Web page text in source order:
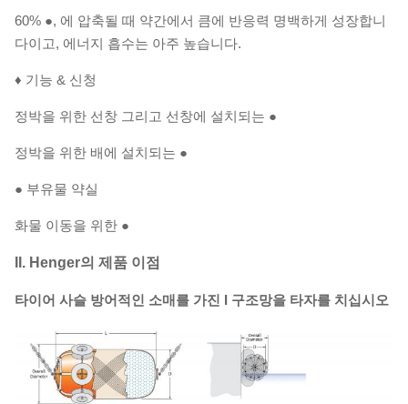
60% ●, 에 압축될 때 약간에서 큼에 반응력 명백하게 성장합니
다이고, 에너지 흡수는 아주 높습니다.
♦ 기능 & 신청
정박을 위한 선창 그리고 선창에 설치되는 ●
정박을 위한 배에 설치되는 ●
● 부유물 약실
화물 이동을 위한 ●
II. Henger의 제품 이점
타이어 사슬 방어적인 소매를 가진 I 구조망을 타자를 치십시오